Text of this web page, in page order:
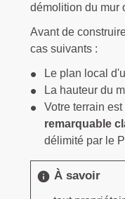
démolition du mur
Avant de
cas suivants :
Le plan local
La hauteur du
Votre terrain
remarquable
délimité par le
info À savoir